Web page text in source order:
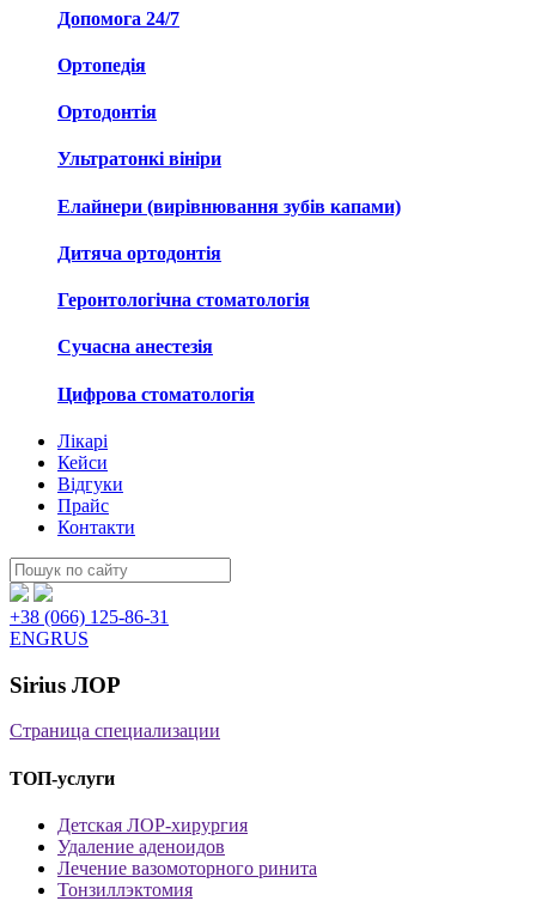
Допомога 24/7
Ортопедія
Ортодонтія
Ультратонкі вініри
Елайнери (вирівнювання зубів капами)
Дитяча ортодонтія
Геронтологічна стоматологія
Сучасна анестезія
Цифрова стоматологія
Лікарі
Кейси
Відгуки
Прайс
Контакти
Пошук:
+38 (066) 125-86-31
ENGRUS
Sirius ЛОР
Страница специализации
ТОП-услуги
Детская ЛОР-хирургия
Удаление аденоидов
Лечение вазомоторного ринита
Тонзиллэктомия